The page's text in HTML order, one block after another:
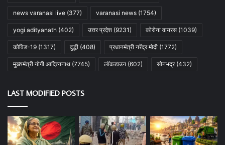
news varanasi live (377) varanasi news (1754)
yogi adityanath (402) उत्तर प्रदेश (9231) कोरोना वायरस (1039)
कोविड-19 (1317) दुद्धी (408) प्रधानमंत्री नरेंद्र मोदी (1772)
मुख्यमंत्री योगी आदित्यनाथ (7745) लॉकडाउन (602) सोनभद्र(432)
LAST MODIFIED POSTS